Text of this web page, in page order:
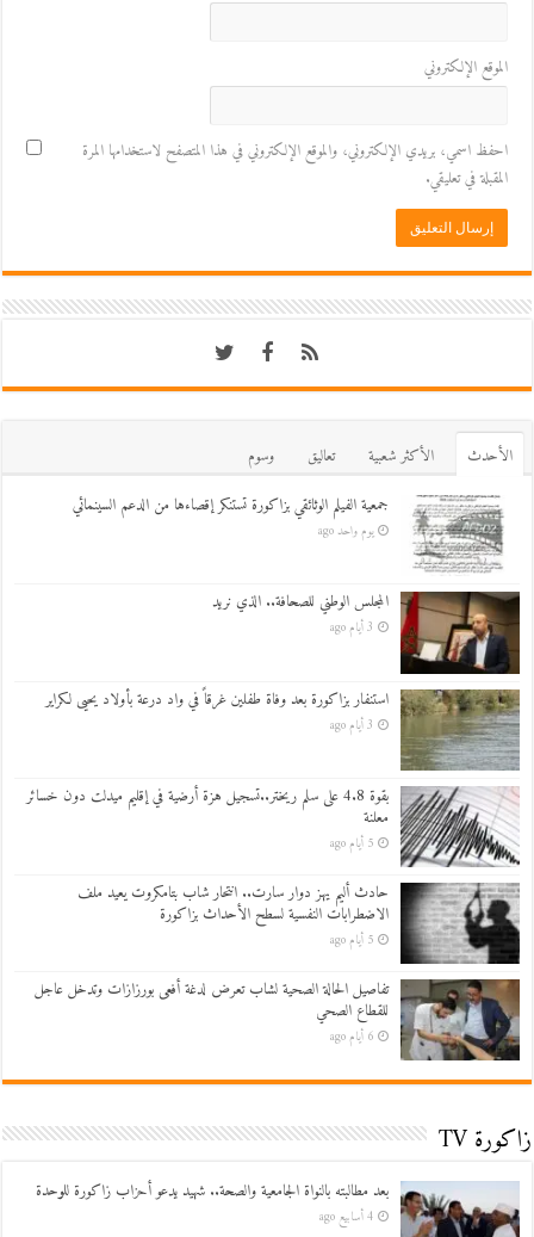
الموقع الإلكتروني
احفظ اسمي، بريدي الإلكتروني، والموقع الإلكتروني في هذا المتصفح لاستخدامها المرة
المقبلة في تعليقي.
اﻷحدث اﻷكثر شعبية تعاليق
وسوم
جمعية الفيلم الوثائقي بزاكورة تستنكر إقصاءها من الدعم السينمائي
يوم واحد ago
المجلس الوطني للصحافة.. الذي نريد
3 أيام ago
استنفار بزاكورة بعد وفاة طفلين غرقاً في واد درعة بأولاد يحيى لكراير
3 أيام ago
بقوة 4.8 على سلم ريختر..تسجيل هزة أرضية في إقليم ميدلت دون خسائر
معلنة
5 أيام ago
حادث أليم يهز دوار سارت.. انتحار شاب بتامكروت يعيد ملف
الاضطرابات النفسية لسطح الأحداث بزاكورة
5 أيام ago
تفاصيل الحالة الصحية لشاب تعرض لدغة أفعى بورزازات وتدخل عاجل
للقطاع الصحي
6 أيام ago
زاكورة TV
بعد مطالبته بالنواة الجامعية والصحة.. شهيد يدعو أحزاب زاكورة للوحدة
4 أسابيع ago